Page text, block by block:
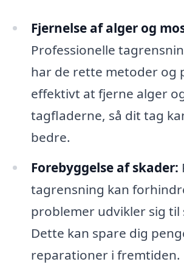
Fjernelse af alger og
Professionelle
har de rette metoder og
effektivt at fjerne alger
tagfladerne, så dit tag
bedre.
Forebyggelse af skader:
tagrensning kan
problemer udvikler sig til
Dette kan spare dig
reparationer i fremtiden.